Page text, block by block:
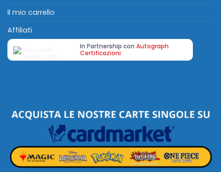
Il mio carrello
Affiliati
In Partnership con Autograph
Certificazioni